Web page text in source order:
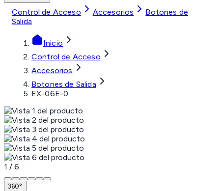
Control de Acceso Accesorios
Botones de
Salida
Inicio
Control de Acceso
Accesorios
Botones de Salida
EX-06E-0
1 / 6
360°